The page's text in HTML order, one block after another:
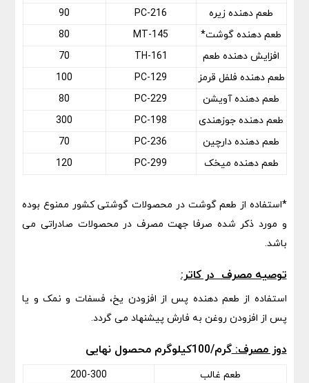
طعم دهنده زیره PC-216
90
طعم دهنده گوشت*
MT-145
80
افزایش دهنده طعم
TH-161
70
طعم دهنده فلفل قرمز
PC-129
100
طعم دهنده آویشن
PC-229
80
طعم دهنده جوزهندی
PC-198
300
طعم دهنده دارچین
PC-236
70
طعم دهنده میخک
PC-299
120
*استفاده از طعم گوشت در محصولات گوشتی کشور ممنوع بوده
و مورد ذکر شده صرفا جهت مصرف در محصولات صادراتی می
باشد.
توصیه مصرف در کاتر:
استفاده از طعم دهنده پس از افزودن یخ، فسفات و نمک و یا
پس از افزودن روغن به فارش پیشنهاد می گردد.
دوز مصرف:گرم/100کیلوگرم محصول نهایی
طعم غالب
200-300